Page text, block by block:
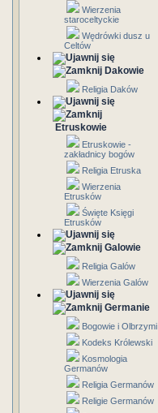
Wierzenia
staroceltyckie
Wędrówki dusz u
Celtów
Dakowie
Religia Daków
Etruskowie
Etruskowie -
zakładnicy bogów
Religia Etruska
Wierzenia
Etrusków
Święte Księgi
Etrusków
Galowie
Religia Galów
Wierzenia Galów
Germanie
Bogowie i Olbrzymi
Kodeks Królewski
Kosmologia
Germanów
Religia Germanów
Religie Germanów